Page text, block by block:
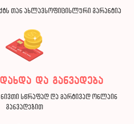
თან ახლავსოფიცისლური გარანტია
და განვადება
სწრაფად და მარტივად ონლაინ
განვადებით